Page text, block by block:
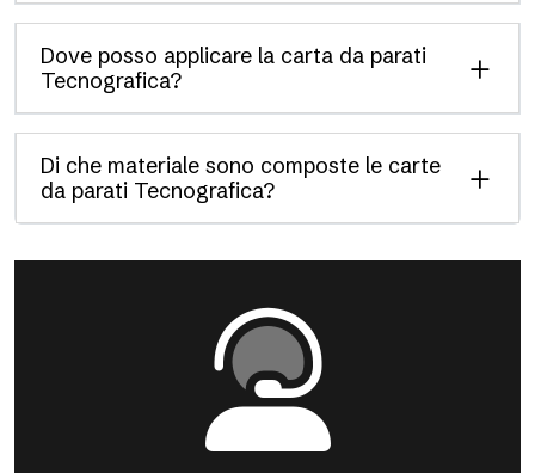
Dove posso applicare la carta da parati
Tecnografica?
Di che materiale sono composte le carte
da parati Tecnografica?